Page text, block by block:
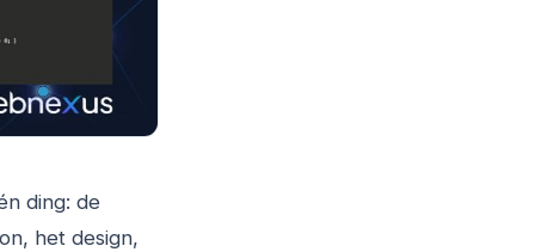
ding: de
het design,